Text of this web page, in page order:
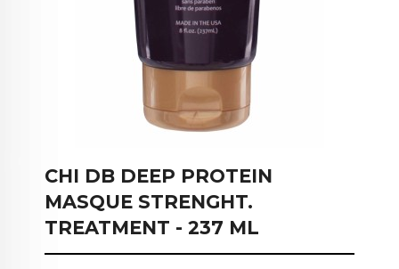
CHI DB DEEP PROTEIN
MASQUE STRENGHT.
TREATMENT - 237 ML